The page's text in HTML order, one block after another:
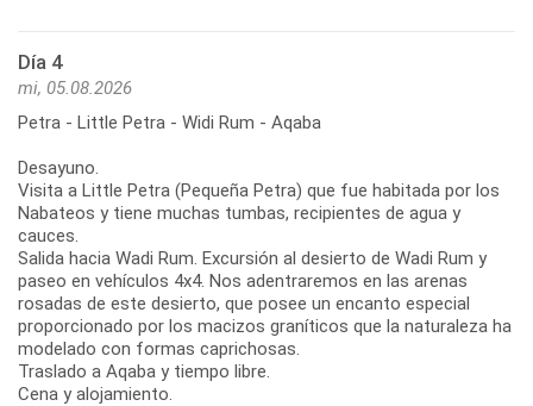
Día 4
mi, 05.08.2026
Petra - Little Petra - Widi Rum - Aqaba
Desayuno.
Visita a Little Petra (Pequeña Petra) que fue habitada por los
Nabateos y tiene muchas tumbas, recipientes de agua y
cauces.
Salida hacia Wadi Rum. Excursión al desierto de Wadi Rum y
paseo en vehículos 4x4. Nos adentraremos en las arenas
rosadas de este desierto, que posee un encanto especial
proporcionado por los macizos graníticos que la naturaleza ha
modelado con formas caprichosas.
Traslado a Aqaba y tiempo libre.
Cena y alojamiento.